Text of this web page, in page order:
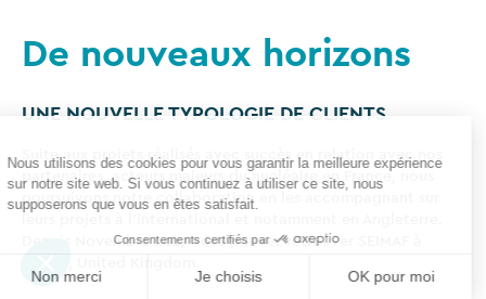
De nouveaux horizons
UNE NOUVELLE TYPOLOGIE DE CLIENTS
Suite aux projets réalisés avec succès en relation avec nos
partenaires, acteurs majeurs du nucléaire en France, nous
poursuivons notre collaboration en les accompagnant sur
leurs projets à l’international et notamment en Angleterre.
Depuis Novembre 2017 vous pouvez retrouver SEIMAF à